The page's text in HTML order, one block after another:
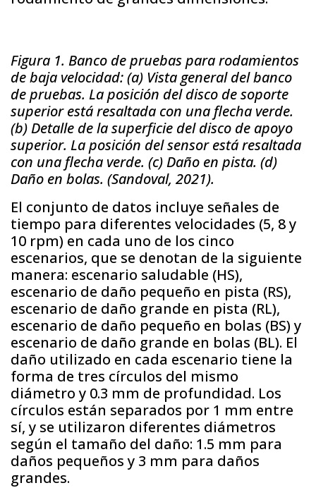
Figura 1. Banco de pruebas para rodamientos
de baja velocidad: (a) Vista general del banco
de pruebas. La posición del disco de soporte
superior está resaltada con una flecha verde.
(b) Detalle de la superficie del disco de apoyo
superior. La posición del sensor está resaltada
con una flecha verde. (c) Daño en pista. (d)
Daño en bolas. (Sandoval, 2021).
El conjunto de datos incluye señales de
tiempo para diferentes velocidades (5, 8 y
10 rpm) en cada uno de los cinco
escenarios, que se denotan de la siguiente
manera: escenario saludable (HS),
escenario de daño pequeño en pista (RS),
escenario de daño grande en pista (RL),
escenario de daño pequeño en bolas (BS) y
escenario de daño grande en bolas (BL). El
daño utilizado en cada escenario tiene la
forma de tres círculos del mismo
diámetro y 0.3 mm de profundidad. Los
círculos están separados por 1 mm entre
sí, y se utilizaron diferentes diámetros
según el tamaño del daño: 1.5 mm para
daños pequeños y 3 mm para daños
grandes.